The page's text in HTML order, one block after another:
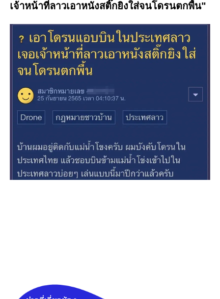
เจ้าหน้าที่ลาวเอาหนังสติ๊กยิงใส่จนโดรนตกพื้น"